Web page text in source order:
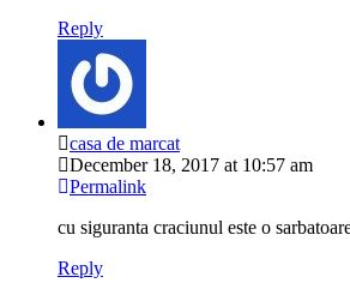
Reply
casa de marcat
December 18, 2017 at 10:57 am
Permalink
cu siguranta craciunul este o
Reply